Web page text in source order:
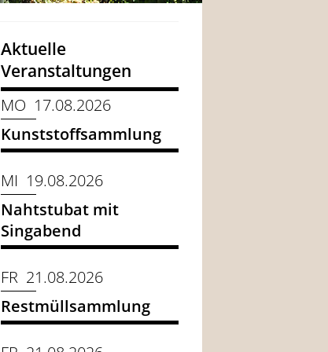
Aktuelle
Veranstaltungen
MO 17.08.2026
Kunststoffsammlung
MI 19.08.2026
Nahtstubat mit
Singabend
FR 21.08.2026
Restmüllsammlung